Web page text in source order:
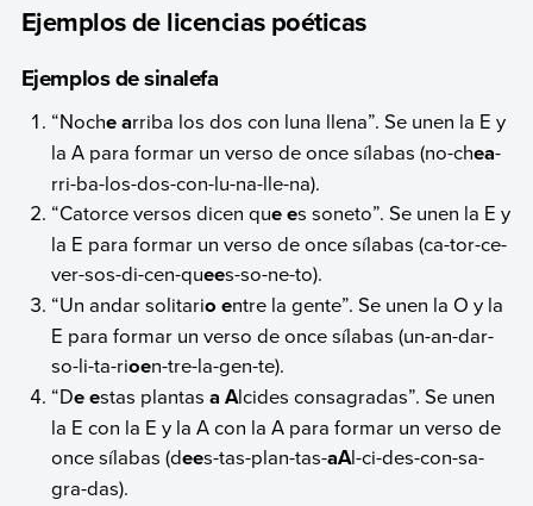
Ejemplos de licencias poéticas
Ejemplos de sinalefa
“Noche arriba los dos con luna llena”. Se unen la E y
la A para formar un verso de once sílabas (no-chea-
rri-ba-los-dos-con-lu-na-lle-na).
“Catorce versos dicen que es soneto”. Se unen la E y
la E para formar un verso de once sílabas (ca-tor-ce-
ver-sos-di-cen-quees-so-ne-to).
“Un andar solitario entre la gente”. Se unen la O y la
E para formar un verso de once sílabas (un-an-dar-
so-li-ta-rioen-tre-la-gen-te).
“De estas plantasa Alcides consagradas”. Se unen
la E con la E y la A con la A para formar un verso de
once sílabas (dees-tas-plan-tas-aAl-ci-des-con-sa-
gra-das).